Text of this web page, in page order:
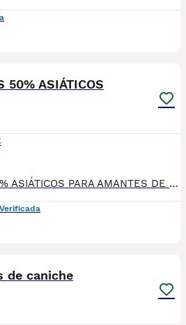
50% ASIÁTICOS
‼️‼️CANICHES ROJOS 50% ASIÁTICOS PARA AMANTES DE LA RAZA MUY BUENA CALIDAD,LISTOS PARA ENTREGAR CRIADOS EN AMBIENTE FAMILIAR SE ENTREGAN CON SUS VACUNAS CORRESPONDIENTES ASU EDAD DESPARACITADOS Y REVISADOS POR EL VETERINARIO PREGUNTEN SIN COMPROMISO TODAS SUS DUDAS.
de caniche